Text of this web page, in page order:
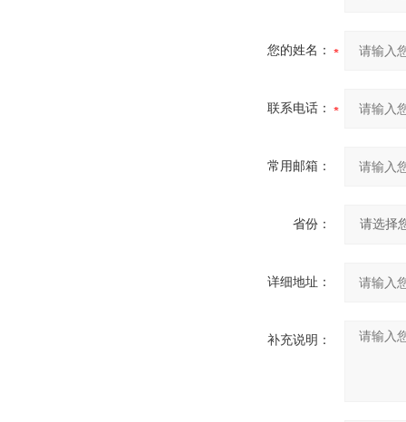
您的姓名：
联系电话：
常用邮箱：
省份：
详细地址：
补充说明：